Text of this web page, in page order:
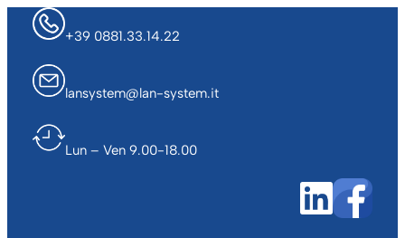
contenuto
+39 0881.33.14.22
lansystem@lan-system.it
Lun – Ven 9.00-18.00